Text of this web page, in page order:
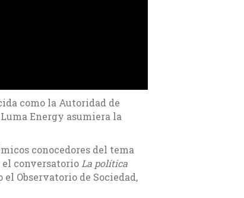
como la Autoridad de
Energy asumiera la
conocedores del tema
conversatorioLa política
Observatorio de Sociedad,